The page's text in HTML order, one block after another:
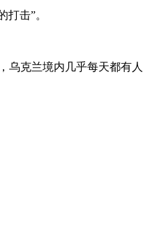
击”。
克兰境内几乎每天都有人